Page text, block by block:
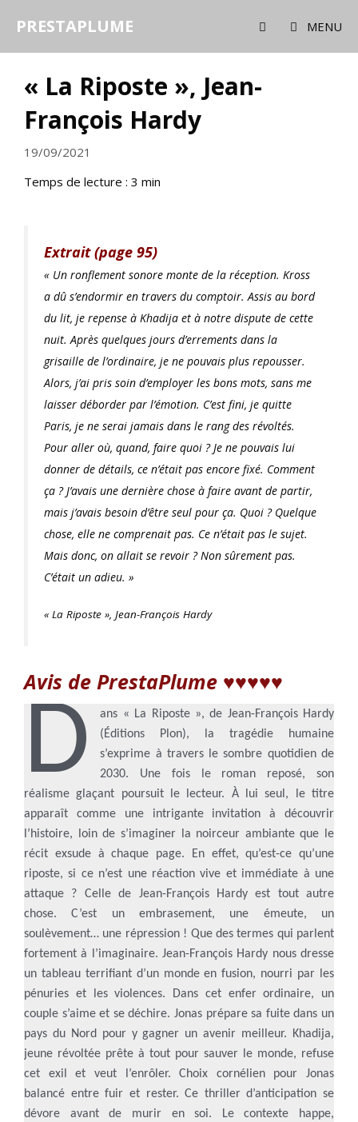
PRESTAPLUME MENU
« La Riposte », Jean-
François Hardy
19/09/2021
Temps de lecture : 3 min
Extrait (page 95)
« Un ronflement sonore monte de la réception. Kross
a dû s’endormir en travers du comptoir. Assis au bord
du lit, je repense à Khadija et à notre dispute de cette
nuit. Après quelques jours d’errements dans la
grisaille de l’ordinaire, je ne pouvais plus repousser.
Alors, j’ai pris soin d’employer les bons mots, sans me
laisser déborder par l’émotion. C’est fini, je quitte
Paris, je ne serai jamais dans le rang des révoltés.
Pour aller où, quand, faire quoi ? Je ne pouvais lui
donner de détails, ce n’était pas encore fixé. Comment
ça ? J’avais une dernière chose à faire avant de partir,
mais j’avais besoin d’être seul pour ça. Quoi ? Quelque
chose, elle ne comprenait pas. Ce n’était pas le sujet.
Mais donc, on allait se revoir ? Non sûrement pas.
C’était un adieu. »
« La Riposte », Jean-François Hardy
Avis de PrestaPlume ♥♥♥♥♥
D
ans « La Riposte », de Jean-François Hardy
(Éditions Plon), la tragédie humaine
s’exprime à travers le sombre quotidien de
2030. Une fois le roman reposé, son
réalisme glaçant poursuit le lecteur. À lui seul, le titre
apparaît comme une intrigante invitation à découvrir
l’histoire, loin de s’imaginer la noirceur ambiante que le
récit exsude à chaque page. En effet, qu’est-ce qu’une
riposte, si ce n’est une réaction vive et immédiate à une
attaque ? Celle de Jean-François Hardy est tout autre
chose. C’est un embrasement, une émeute, un
soulèvement… une répression ! Que des termes qui parlent
fortement à l’imaginaire. Jean-François Hardy nous dresse
un tableau terrifiant d’un monde en fusion, nourri par les
pénuries et les violences. Dans cet enfer ordinaire, un
couple s’aime et se déchire. Jonas prépare sa fuite dans un
pays du Nord pour y gagner un avenir meilleur. Khadija,
jeune révoltée prête à tout pour sauver le monde, refuse
cet exil et veut l’enrôler. Choix cornélien pour Jonas
balancé entre fuir et rester. Ce thriller d’anticipation se
dévore avant de murir en soi. Le contexte happe,